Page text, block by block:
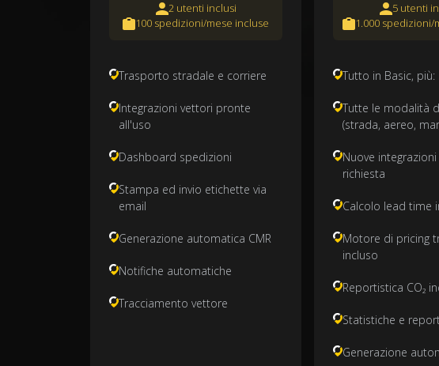
2 utenti inclusi
100 spedizioni/mese incluse
Trasporto stradale e corriere
Integrazioni vettori pronte
all'uso
Dashboard spedizioni
Stampa ed invio etichette via
email
Generazione automatica CMR
Notifiche automatiche
Tracciamento vettore
5 utenti
1.000 spedizioni/
Tutto in Basic, più:
Tutte le modalità
(strada, aereo,
Nuove
richiesta
Calcolo lead time
Motore di pricing
incluso
Reportistica CO₂
Statistiche e
Generazione